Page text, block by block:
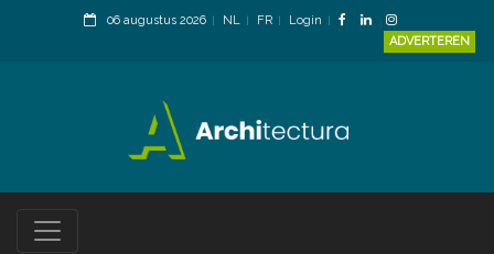
06 augustus 2026 NL FR
Login
ADVERTEREN